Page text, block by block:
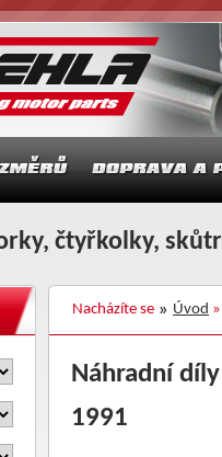
čtyřkolky,
Nacházíte se Úvod
Náhradní
1991